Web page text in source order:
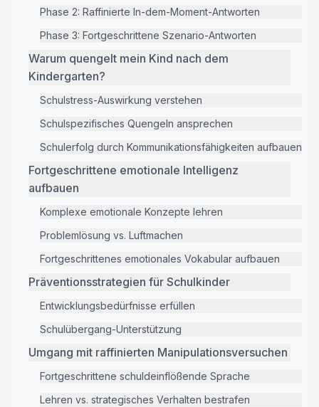
Phase 2: Raffinierte In-dem-Moment-Antworten
Phase 3: Fortgeschrittene Szenario-Antworten
Warum quengelt mein Kind nach dem
Kindergarten?
Schulstress-Auswirkung verstehen
Schulspezifisches Quengeln ansprechen
Schulerfolg durch Kommunikationsfähigkeiten aufbauen
Fortgeschrittene emotionale Intelligenz
aufbauen
Komplexe emotionale Konzepte lehren
Problemlösung vs. Luftmachen
Fortgeschrittenes emotionales Vokabular aufbauen
Präventionsstrategien für Schulkinder
Entwicklungsbedürfnisse erfüllen
Schulübergang-Unterstützung
Umgang mit raffinierten Manipulationsversuchen
Fortgeschrittene schuldeinflößende Sprache
Lehren vs. strategisches Verhalten bestrafen